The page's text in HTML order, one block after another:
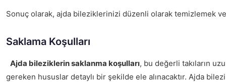
Sonuç olarak, ajda bileziklerinizi düzenli olarak temizlemek
Saklama Koşulları
Ajda bileziklerin saklanma koşulları, bu değerli takıların
gereken hususlar detaylı bir şekilde ele alınacaktır. Ajda